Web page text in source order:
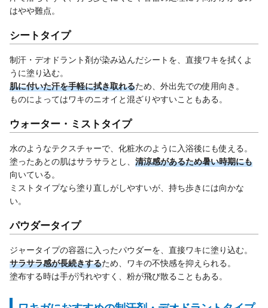
はやや難点。
シートタイプ
制汗・デオドラント剤が染み込んだシートを、直接ワキを拭くよ
うに塗り込む。
肌に付いた汗を手軽に拭き取れるため、外出先での使用向き。
ものによってはワキのニオイと混ざりやすいこともある。
ウォーター・ミストタイプ
水のようなテクスチャーで、化粧水のように入浴後にも使える。
塗ったあとの肌はサラサラとし、 清涼感があるため暑い時期にも
向いている。
ミストタイプなら塗り直しがしやすいが、持ち歩きには向かな
い。
パウダータイプ
ジャータイプの容器に入ったパウダーを、直接ワキに塗り込む。
サラサラ感が長続きするため、ワキの不快感を抑えられる。
塗布する時は手が汚れやすく、粉が飛び散ることもある。